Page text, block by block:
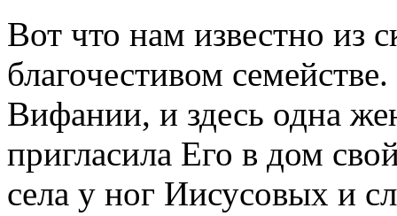
Вот что нам известно из
благочестивом
Вифании, и здесь одна
пригласила Его в дом
села у ног Иисусовых и